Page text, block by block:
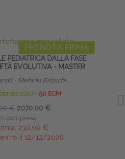
PRENOTA PRIMA
PEDIATRICA DALLA FASE
EVOLUTIVA - MASTER
- Stefania Brioschi
2027 ∙ 50 ECM
€ 2070,00 €
compresa
230,00 €
il 12/12/2026